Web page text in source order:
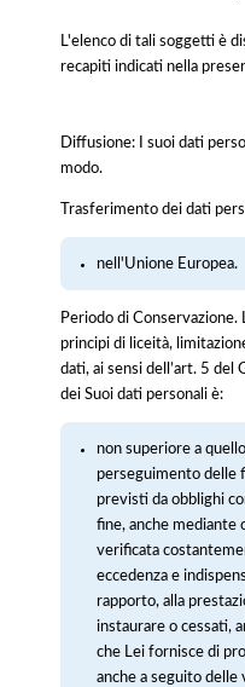
L'elenco di tali soggetti è
recapiti indicati nella
Diffusione: I suoi dati
modo.
Trasferimento dei dati
nell'Unione Europea.
Periodo di Conservazione.
principi di liceità,
dati, ai sensi dell’art. 5 del
dei Suoi dati personali è:
non superiore a
perseguimento delle
previsti da obblighi
fine, anche mediante
verificata
eccedenza e
rapporto, alla
instaurare o cessati,
che Lei fornisce di
anche a seguito